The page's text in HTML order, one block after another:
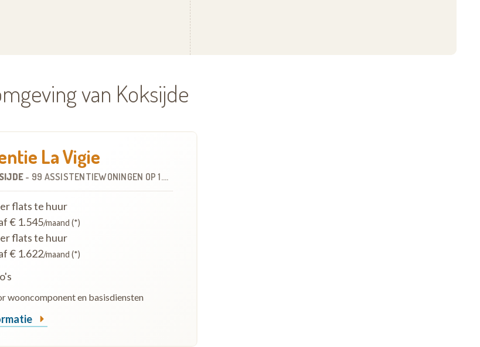
van Koksijde
La Vigie
- 99 ASSISTENTIEWONINGEN OP1.2 KM
flats te huur
€ 1.545/maand (*)
flats te huur
€ 1.622/maand (*)
wooncomponent en basisdiensten